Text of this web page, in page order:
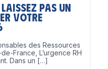
laissez pas un
votre
des Ressources
France, L’urgence RH
Dans un […]